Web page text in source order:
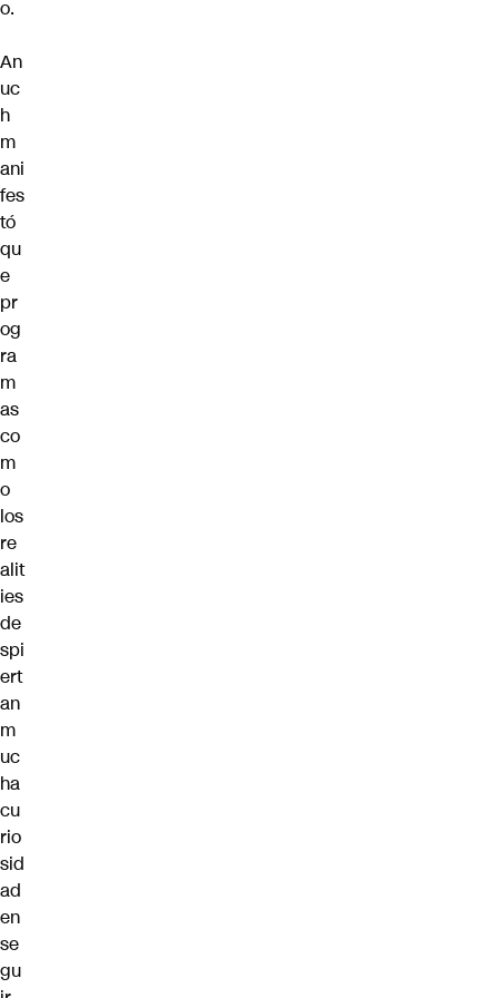
o.
An
uc
h
m
ani
fes
tó
qu
e
pr
og
ra
m
as
co
m
o
los
re
alit
ies
de
spi
ert
an
m
uc
ha
cu
rio
sid
ad
en
se
gu